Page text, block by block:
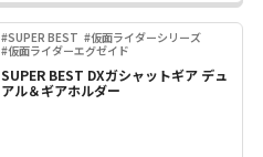
#SUPER BEST #仮面ライダーシリーズ
#仮面ライダーエグゼイド
SUPER BEST DXガシャットギア デュ
アル＆ギアホルダー